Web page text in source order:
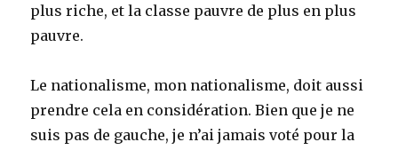
plus riche, et la classe pauvre de plus en plus
pauvre.
Le nationalisme, mon nationalisme, doit aussi
prendre cela en considération. Bien que je ne
suis pas de gauche, je n’ai jamais voté pour la